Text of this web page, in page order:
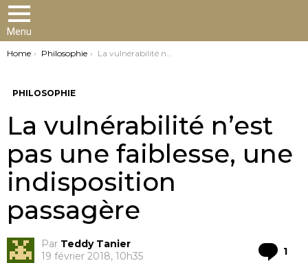
Menu
You are here:
Home Philosophie La vulnérabilité n’est pas une faiblesse, une indisposition passagère
PHILOSOPHIE
La vulnérabilité n’est
pas une faiblesse, une
indisposition
passagère
Par Teddy Tanier
19 février 2018, 10h35
1